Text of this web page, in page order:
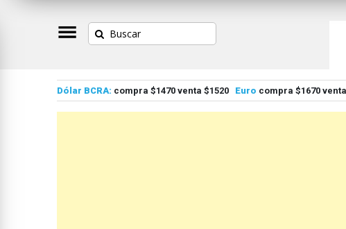
Dólar BCRA: compra $1470 venta $1520 Euro compra $1670